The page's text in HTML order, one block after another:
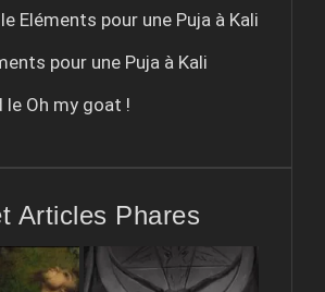
Eléments pour une Puja à Kali
pour une Puja à Kali
le Oh my goat !
Articles Phares